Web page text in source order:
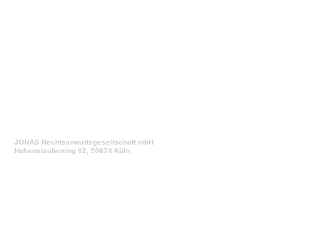
JONAS Rechtsanwaltsgesellschaft mbH
Hohenstaufenring 62, 50674 Köln